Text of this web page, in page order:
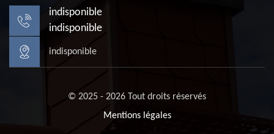
indisponible
indisponible
indisponible
© 2025 - 2026 Tout droits réservés
Mentions légales